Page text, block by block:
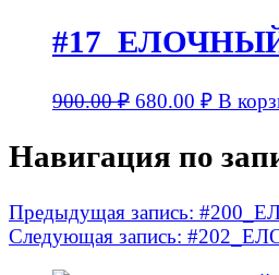
#17_ЕЛОЧНЫЙ
900.00₽ 680.00 ₽ В
Навигация по
Предыдущая запись:
Следующая запись: